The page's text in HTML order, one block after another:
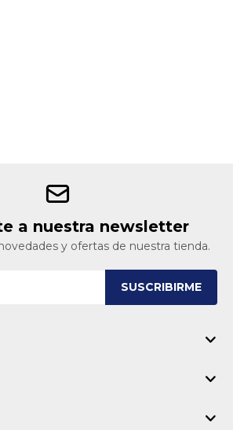
a nuestra newsletter
y ofertas de nuestra tienda.
SUSCRIBIRME